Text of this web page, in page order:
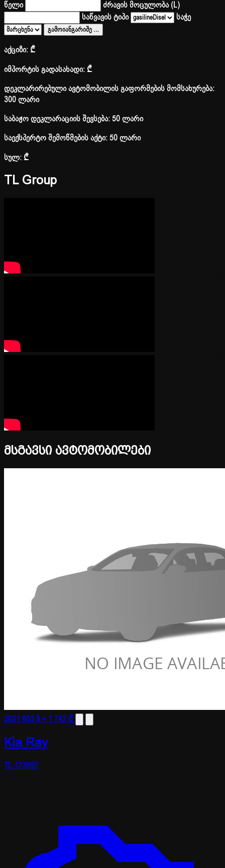
წელი
ძრავის მოცულობა (L)
საწვავის ტიპი
საჭე
გამოიანგარიშე …
აქციზი:₾
იმპორტის გადასახადი:₾
დეკლარირებული ავტომობილის გაფორმების მომსახურება:
300 ლარი
საბაჟო დეკლარაციის შევსება: 50 ლარი
საექსპერტო შემოწმების აქტი: 50 ლარი
სულ:₾
TL Group
მსგავსი ავტომობილები
2021 653 $≈ 1 742 ₾
Kia Ray
TL-173597